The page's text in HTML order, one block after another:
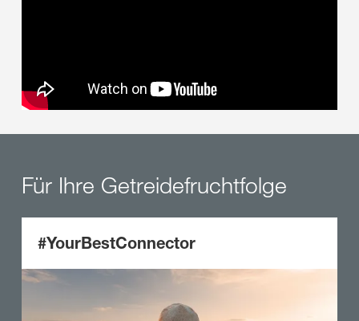
Für Ihre Getreidefruchtfolge
#YourBestConnector